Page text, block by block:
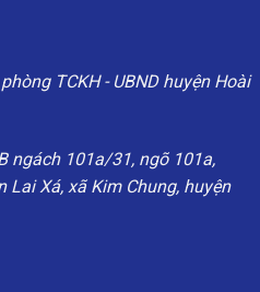
TCKH - UBND huyện Hoài
ngách 101a/31, ngõ 101a,
Lai Xá, xã Kim Chung, huyện